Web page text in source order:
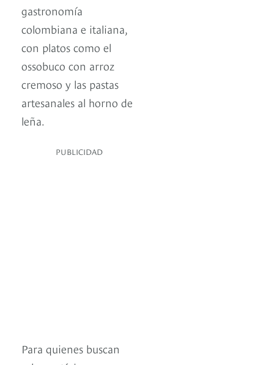
gastronomía
colombiana e italiana,
con platos como el
ossobuco con arroz
cremoso y las pastas
artesanales al horno de
leña.
PUBLICIDAD
Para quienes buscan